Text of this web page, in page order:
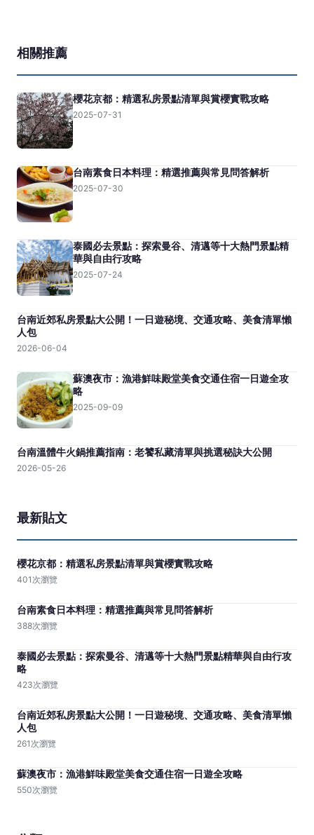
相關推薦
櫻花京都：精選私房景點清單與賞櫻實戰攻略
2025-07-31
台南素食日本料理：精選推薦與常見問答解析
2025-07-30
泰國必去景點：探索曼谷、清邁等十大熱門景點精
華與自由行攻略
2025-07-24
台南近郊私房景點大公開！一日遊秘境、交通攻略、美食清單懶
人包
2026-06-04
蘇澳夜市：漁港鮮味殿堂美食交通住宿一日遊全攻
略
2025-09-09
台南溫體牛火鍋推薦指南：老饕私藏清單與挑選秘訣大公開
2026-05-26
最新貼文
櫻花京都：精選私房景點清單與賞櫻實戰攻略
401次瀏覽
台南素食日本料理：精選推薦與常見問答解析
388次瀏覽
泰國必去景點：探索曼谷、清邁等十大熱門景點精華與自由行攻
略
423次瀏覽
台南近郊私房景點大公開！一日遊秘境、交通攻略、美食清單懶
人包
261次瀏覽
蘇澳夜市：漁港鮮味殿堂美食交通住宿一日遊全攻略
550次瀏覽